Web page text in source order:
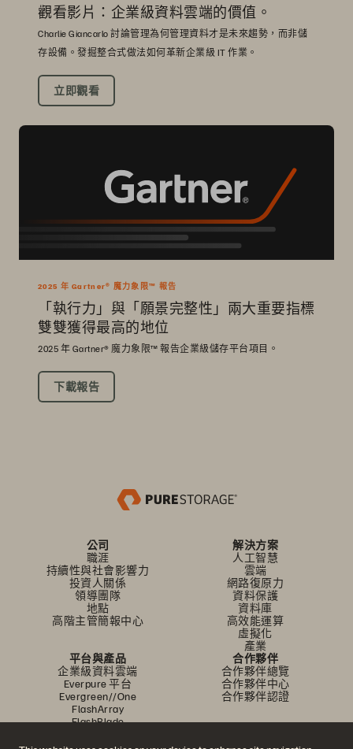
觀看影片：企業級資料雲端的價值。
Charlie Giancarlo 討論管理為何管理資料才是未來趨勢，而非儲
存設備。發掘整合式做法如何革新企業級 IT 作業。
立即觀看
2025 年 Gartner® 魔力象限™ 報告
「執行力」與「願景完整性」兩大重要指標
雙雙獲得最高的地位
2025 年 Gartner® 魔力象限™ 報告企業級儲存平台項目。
下載報告
公司
職涯
持續性與社會影響力
投資人關係
領導團隊
地點
高階主管簡報中心
解決方案
人工智慧
雲端
網路復原力
資料保護
資料庫
高效能運算
虛擬化
產業
平台與產品
企業級資料雲端
Everpure 平台
Evergreen//One
FlashArray
FlashBlade
即時企業級檔案
合作夥伴
合作夥伴總覽
合作夥伴中心
合作夥伴認證